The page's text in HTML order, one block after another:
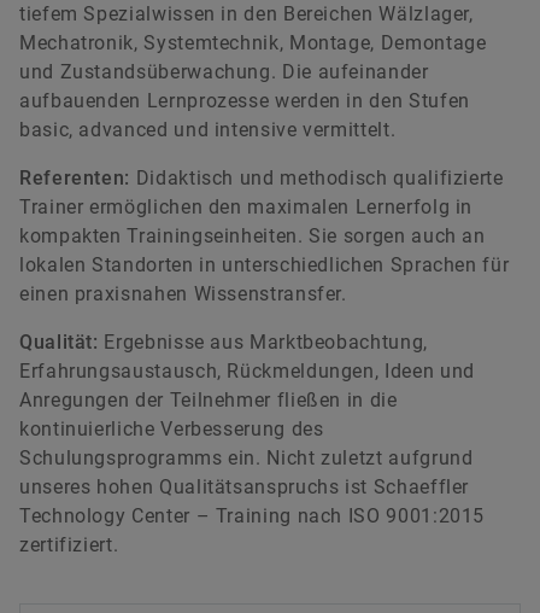
tiefem Spezialwissen in den Bereichen Wälzlager,
Mechatronik, Systemtechnik, Montage, Demontage
und Zustandsüberwachung. Die aufeinander
aufbauenden Lernprozesse werden in den Stufen
basic, advanced und intensive vermittelt.
Referenten: Didaktisch und methodisch qualifizierte
Trainer ermöglichen den maximalen Lernerfolg in
kompakten Trainingseinheiten. Sie sorgen auch an
lokalen Standorten in unterschiedlichen Sprachen für
einen praxisnahen Wissenstransfer.
Qualität: Ergebnisse aus Marktbeobachtung,
Erfahrungsaustausch, Rückmeldungen, Ideen und
Anregungen der Teilnehmer fließen in die
kontinuierliche Verbesserung des
Schulungsprogramms ein. Nicht zuletzt aufgrund
unseres hohen Qualitätsanspruchs ist Schaeffler
Technology Center – Training nach ISO 9001:2015
zertifiziert.